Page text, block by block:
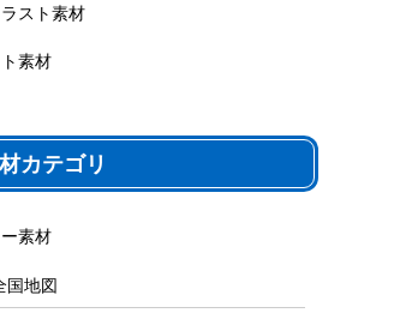
スト素材
素材
カテゴリ
素材
国地図